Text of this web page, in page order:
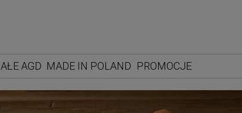
AGD MADE IN POLAND PROMOCJE